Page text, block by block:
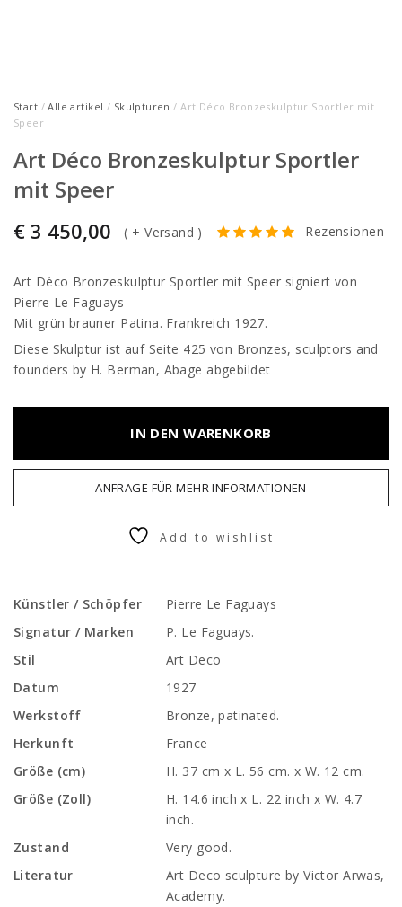
Start /Alle artikel / Skulpturen / Art Déco Bronzeskulptur Sportler mit
Speer
Art Déco Bronzeskulptur Sportler
mit Speer
€ 3 450,00 ( + Versand ) Rezensionen
Art Déco Bronzeskulptur Sportler mit Speer signiert von
Pierre Le Faguays
Mit grün brauner Patina. Frankreich 1927.
Diese Skulptur ist auf Seite 425 von Bronzes, sculptors and
founders by H. Berman, Abage abgebildet
IN DEN WARENKORB
ANFRAGE FÜR MEHR INFORMATIONEN
Add to wishlist
Künstler / Schöpfer
Pierre Le Faguays
Signatur / Marken
P. Le Faguays.
Stil
Art Deco
Datum
1927
Werkstoff
Bronze, patinated.
Herkunft
France
Größe (cm)
H. 37 cm x L. 56 cm. x W. 12 cm.
Größe (Zoll)
H. 14.6 inch x L. 22 inch x W. 4.7
inch.
Zustand
Very good.
Literatur
Art Deco sculpture by Victor Arwas,
Academy.